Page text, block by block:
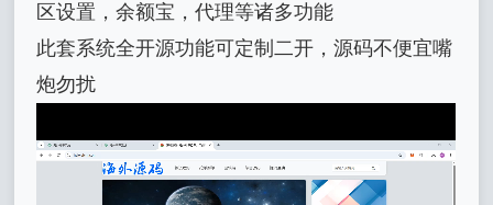
区设置，余额宝，代理等诸多功能
此套系统全开源功能可定制二开，源码不便宜嘴
炮勿扰